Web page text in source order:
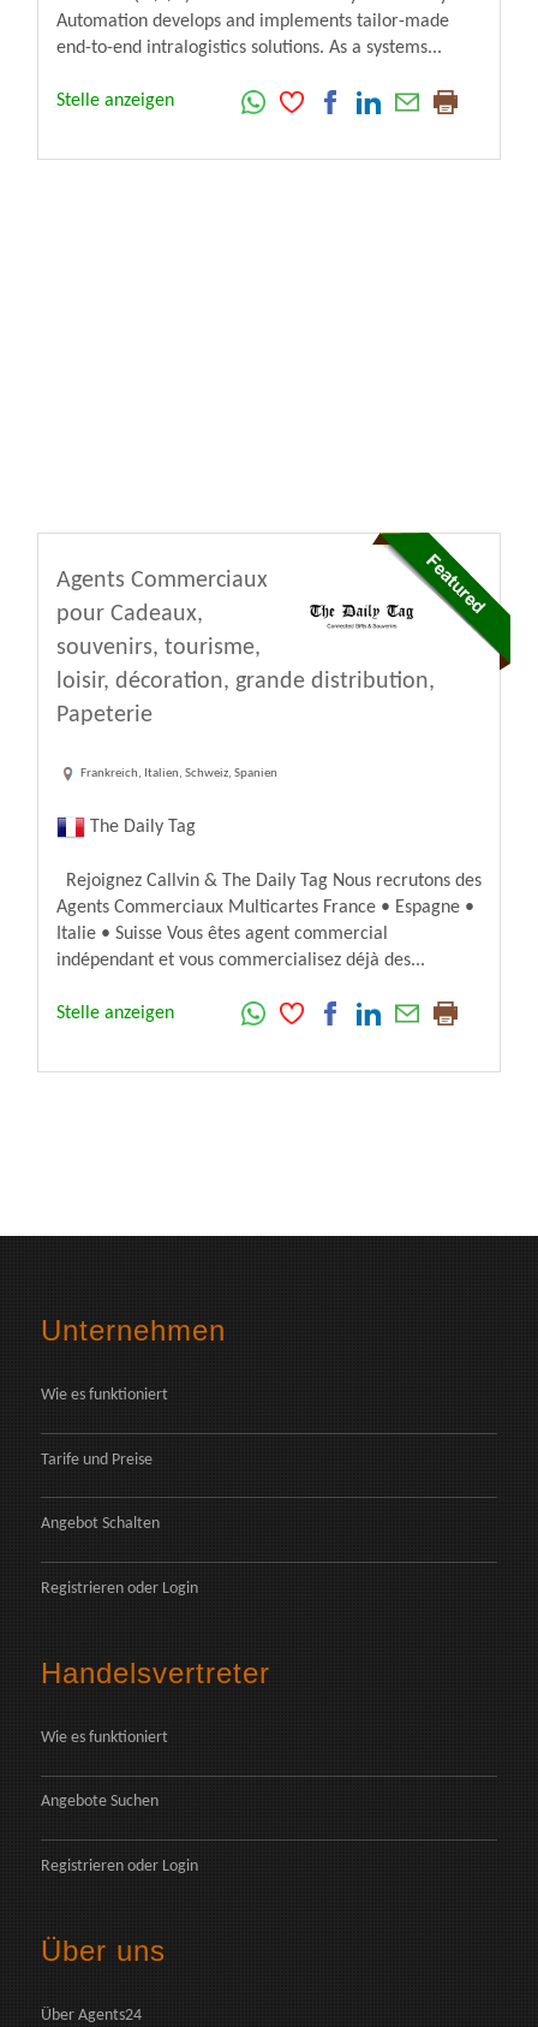
Automation develops and implements tailor-made
end-to-end intralogistics solutions. As a systems...
Stelle anzeigen
Agents Commerciaux
pour Cadeaux,
souvenirs, tourisme,
loisir, décoration, grande distribution,
Papeterie
Frankreich, Italien, Schweiz, Spanien
The Daily Tag
Rejoignez Callvin & The Daily Tag Nous recrutons des
Agents Commerciaux Multicartes France • Espagne •
Italie • Suisse Vous êtes agent commercial
indépendant et vous commercialisez déjà des...
Stelle anzeigen
Unternehmen
Wie es funktioniert
Tarife und Preise
Angebot Schalten
Registrieren oder Login
Handelsvertreter
Wie es funktioniert
Angebote Suchen
Registrieren oder Login
Über uns
Über Agents24